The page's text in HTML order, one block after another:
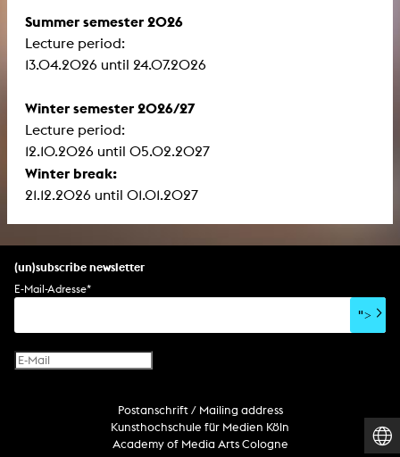
Summer semester 2026
Lecture period:
13.04.2026 until 24.07.2026
Winter semester 2026/27
Lecture period:
12.10.2026 until 05.02.2027
Winter break:
21.12.2026 until 01.01.2027
(un)subscribe newsletter
E-Mail-Adresse*
">
Postanschrift / Mailing address
Kunsthochschule für Medien Köln
Academy of Media Arts Cologne